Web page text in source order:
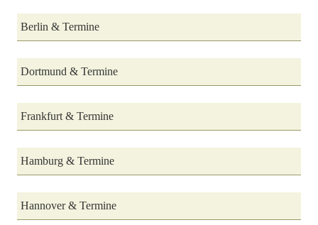
Berlin & Termine
Dortmund & Termine
Frankfurt & Termine
Hamburg & Termine
Hannover & Termine